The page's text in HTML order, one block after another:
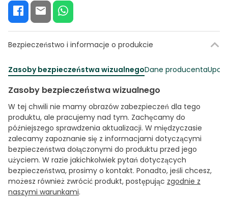
Bezpieczeństwo i informacje o produkcie
Zasoby bezpieczeństwa wizualnegoDane producenta
Zasoby bezpieczeństwa wizualnego
W tej chwili nie mamy obrazów zabezpieczeń dla tego
produktu, ale pracujemy nad tym. Zachęcamy do
późniejszego sprawdzenia aktualizacji. W międzyczasie
zalecamy zapoznanie się z informacjami dotyczącymi
bezpieczeństwa dołączonymi do produktu przed jego
użyciem. W razie jakichkolwiek pytań dotyczących
bezpieczeństwa, prosimy o kontakt. Ponadto, jeśli chcesz,
możesz również zwrócić produkt, postępując zgodnie z
naszymi warunkami.